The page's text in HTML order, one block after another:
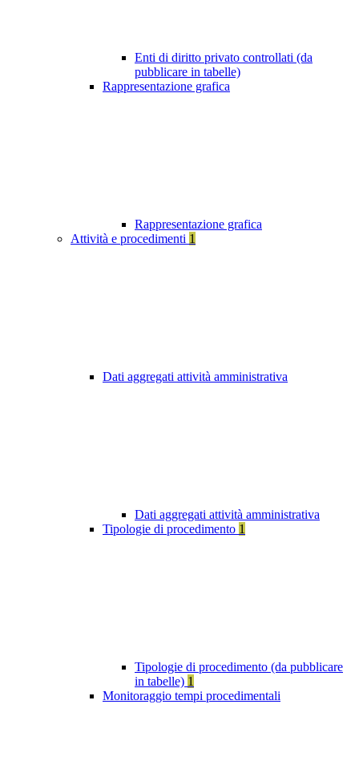
Enti di diritto privato controllati (da
pubblicare in tabelle)
Rappresentazione grafica
Rappresentazione grafica
Attività e procedimenti 1
Dati aggregati attività amministrativa
Dati aggregati attività amministrativa
Tipologie di procedimento 1
Tipologie di procedimento (da pubblicare
in tabelle) 1
Monitoraggio tempi procedimentali